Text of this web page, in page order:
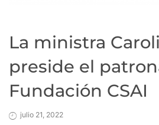
La ministra
preside el
Fundación CSAI
julio 21, 2022